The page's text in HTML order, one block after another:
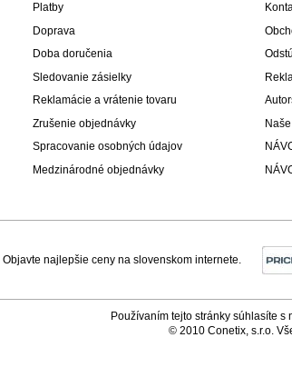
Platby
Doprava
Doba doručenia
Sledovanie zásielky
Reklamácie a vrátenie tovaru
Zrušenie objednávky
Spracovanie osobných údajov
Medzinárodné objednávky
Používaním tejto stránky súhlasíte s
© 2010 Conetix, s.r.o.